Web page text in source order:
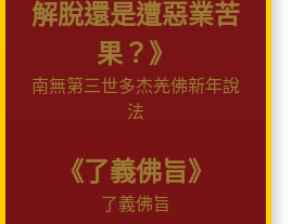
解脫還是遭惡業苦
果？》
南無第三世多杰羌佛新年說
法
《了義佛旨》
了義佛旨